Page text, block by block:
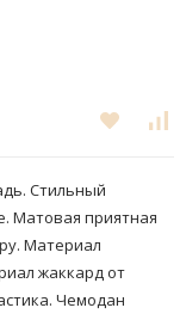
Стильный
Матовая приятная
Материал
жаккард от
Чемодан